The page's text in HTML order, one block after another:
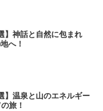
】神話と自然に包まれ
へ！
】温泉と山のエネルギー
旅！